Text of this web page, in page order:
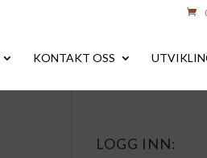
KONTAKT OSS
LOGG INN: